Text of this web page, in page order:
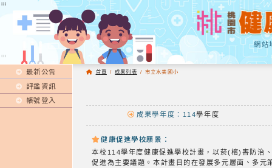
:::
網站
:::
最新公告
評鑑資訊
帳號登入
首頁 / 成果列表 / 市立水美國小
成果學年度：114學年度
健康促進學校願景：
本校114學年度健康促進學校計畫，以菸(檳)害防治
促進為主要議題。本計畫目的在發展多元層面、多
:::